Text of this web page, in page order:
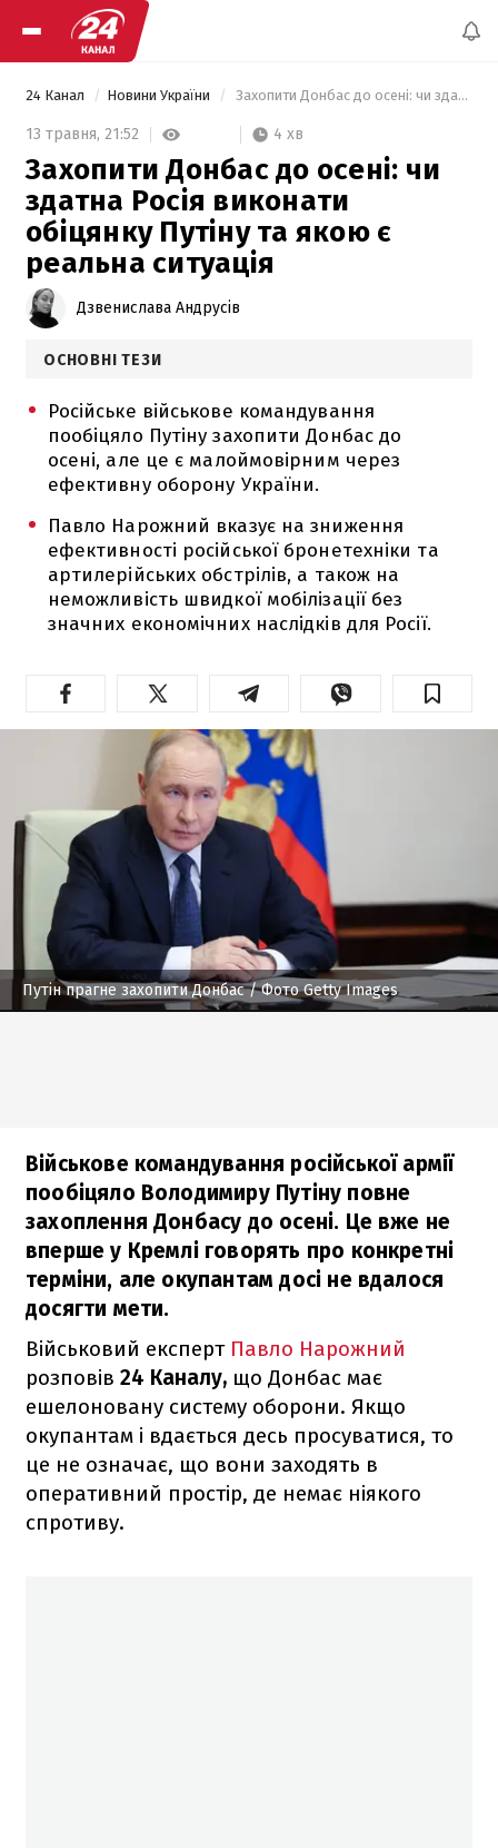
24 Канал Новини України Захопити Донбас до осені: чи здатна Росія виконати обіцянку Путіну та якою є реальна ситуація
13 травня, 21:52 4 хв
Захопити Донбас до осені: чи
здатна Росія виконати
обіцянку Путіну та якою є
реальна ситуація
Дзвенислава Андрусів
ОСНОВНІ ТЕЗИ
Російське військове командування
пообіцяло Путіну захопити Донбас до
осені, але це є малоймовірним через
ефективну оборону України.
Павло Нарожний вказує на зниження
ефективності російської бронетехніки та
артилерійських обстрілів, а також на
неможливість швидкої мобілізації без
значних економічних наслідків для Росії.
Путін прагне захопити Донбас/ Фото Getty Images
Військове командування російської армії
пообіцяло Володимиру Путіну повне
захоплення Донбасу до осені. Це вже не
вперше у Кремлі говорять про конкретні
терміни, але окупантам досі не вдалося
досягти мети.
Військовий експерт Павло Нарожний
розповів 24 Каналу, що Донбас має
ешелоновану систему оборони. Якщо
окупантам і вдається десь просуватися, то
це не означає, що вони заходять в
оперативний простір, де немає ніякого
спротиву.